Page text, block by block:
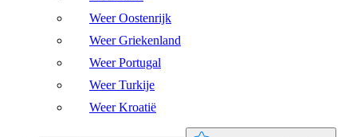
Weer Oostenrijk
Weer Griekenland
Weer Portugal
Weer Turkije
Weer Kroatië